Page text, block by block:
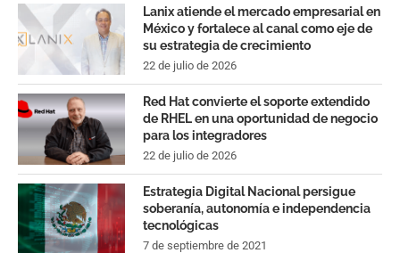
Lanix atiende el mercado empresarial en
México y fortalece al canal como eje de
su estrategia de crecimiento
22 de julio de 2026
Red Hat convierte el soporte extendido
de RHEL en una oportunidad de negocio
para los integradores
22 de julio de 2026
Estrategia Digital Nacional persigue
soberanía, autonomía e independencia
tecnológicas
7 de septiembre de 2021